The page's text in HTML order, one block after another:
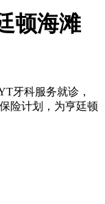
顿海滩
牙科服务就诊，
险计划，为亨廷顿